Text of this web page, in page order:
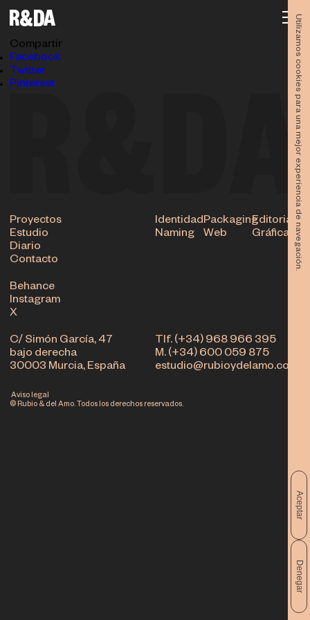
Utilizamos cookies para una mejor experiencia de navegación.
Aceptar
Denegar
17.01.2019
Compartir
Facebook
Twitter
Pinterest
Tlf. (+34) 968 966 395
M. (+34) 600 059 875
estudio@rubioydelamo.com
C/ Simón García, 47
bajo derecha
30003 Murcia, España
Proyectos
Estudio
Diario
Contacto
IdentidadPackagingEditorial
Naming
Web Gráfica
Behance
Instagram
X
© Rubio & del Amo. Todos los derechos reservados.
Aviso legal